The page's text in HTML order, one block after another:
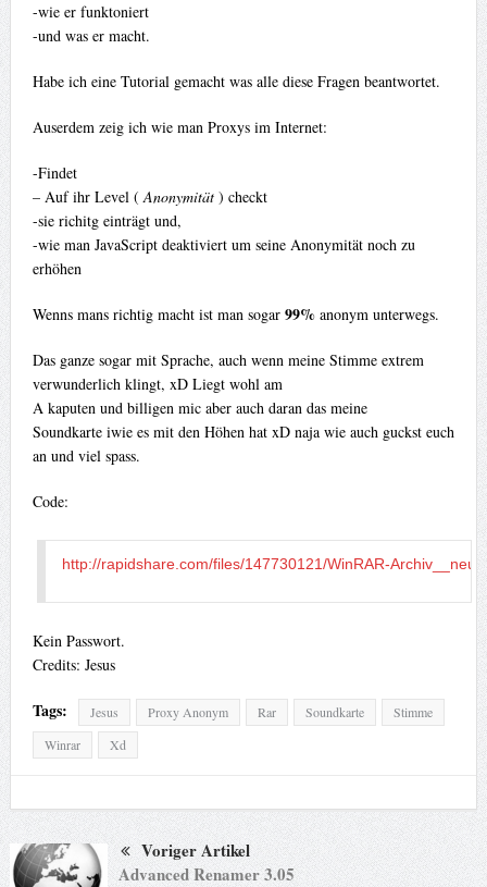
-wie er funktoniert
-und was er macht.
Habe ich eine Tutorial gemacht was alle diese Fragen beantwortet.
Auserdem zeig ich wie man Proxys im Internet:
-Findet
– Auf ihr Level (Anonymität) checkt
-sie richitg einträgt und,
-wie man JavaScript deaktiviert um seine Anonymität noch zu
erhöhen
Wenns mans richtig macht ist man sogar 99%anonym unterwegs.
Das ganze sogar mit Sprache, auch wenn meine Stimme extrem
verwunderlich klingt, xD Liegt wohl am
A kaputen und billigen mic aber auch daran das meine
Soundkarte iwie es mit den Höhen hat xD naja wie auch guckst euch
an und viel spass.
Code:
Kein Passwort.
Credits: Jesus
Tags: Jesus Proxy Anonym Rar Soundkarte
Stimme
Winrar
Xd
Voriger Artikel
Advanced Renamer 3.05